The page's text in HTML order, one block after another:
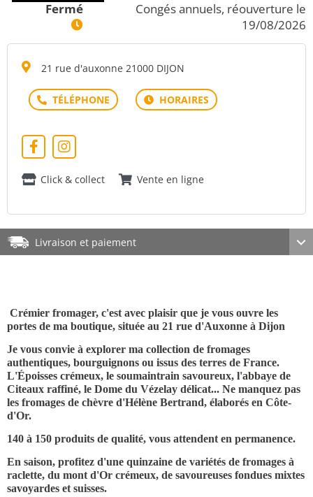
Fermé
Congés annuels, réouverture le
19/08/2026
21 rue d'auxonne 21000 DIJON
Click & collect Vente en ligne
Livraison et paiement
Crémier fromager, c'est avec plaisir que je vous ouvre les
portes de ma boutique, située au 21 rue d'Auxonne à Dijon
Je vous convie à explorer ma collection de fromages
authentiques, bourguignons ou issus des terres de France.
L'Époisses crémeux, le soumaintrain savoureux, l'abbaye de
Citeaux raffiné, le Dome du Vézelay délicat... Ne manquez pas
les fromages de chèvre d'Hélène Bertrand, élaborés en Côte-
d'Or.
140 à 150 produits de qualité, vous attendent en permanence.
En saison, profitez d'une quinzaine de variétés de fromages à
raclette, du mont d'Or crémeux, de savoureuses fondues mixtes
savoyardes et suisses.